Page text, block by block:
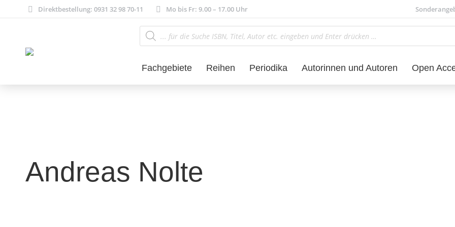
Direktbestellung: 0931 32 98 70-11 Mo bis Fr: 9.00 – 17.00 Uhr
Products
search
Fachgebiete Reihen Periodika Autorinnen und Autoren Open
Andreas Nolte